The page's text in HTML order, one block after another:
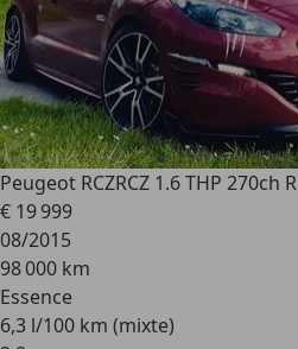
Peugeot RCZRCZ 1.6 THP 270ch R
€ 19 999
08/2015
98 000 km
Essence
6,3 l/100 km (mixte)